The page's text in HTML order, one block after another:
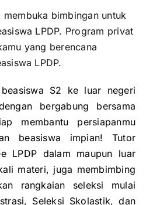
membuka bimbingan untuk
LPDP. Program privat
yang berencana
LPDP.
S2 ke luar negeri
bergabung bersama
membantu persiapanmu
beasiswa impian! Tutor
LPDP dalam maupun luar
materi, juga membimbing
rangkaian seleksi mulai
Seleksi Skolastik, dan